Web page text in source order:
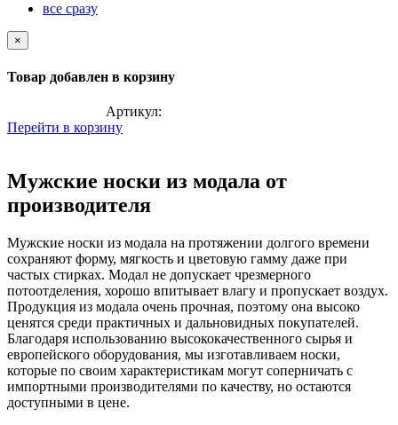
все сразу
×
Товар добавлен в корзину
Артикул:
Перейти в корзину
Мужские носки из модала от
производителя
Мужские носки из модала на протяжении долгого времени
сохраняют форму, мягкость и цветовую гамму даже при
частых стирках. Модал не допускает чрезмерного
потоотделения, хорошо впитывает влагу и пропускает воздух.
Продукция из модала очень прочная, поэтому она высоко
ценятся среди практичных и дальновидных покупателей.
Благодаря использованию высококачественного сырья и
европейского оборудования, мы изготавливаем носки,
которые по своим характеристикам могут соперничать с
импортными производителями по качеству, но остаются
доступными в цене.